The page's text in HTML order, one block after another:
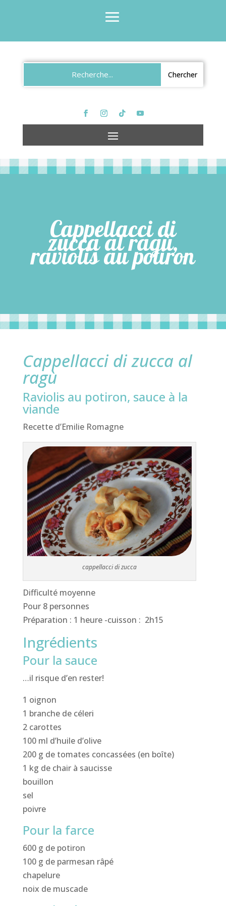
Cappellacci di
zucca al ragù,
raviolis au potiron
Cappellacci di zucca al
ragù
Raviolis au potiron, sauce à la
viande
Recette d’Emilie Romagne
cappellacci di zucca
Difficulté moyenne
Pour 8 personnes
Préparation : 1 heure -cuisson : 2h15
Ingrédients
Pour la sauce
…il risque d’en rester!
1 oignon
1 branche de céleri
2 carottes
100 ml d’huile d’olive
200 g de tomates concassées (en boîte)
1 kg de chair à saucisse
bouillon
sel
poivre
Pour la farce
600 g de potiron
100 g de parmesan râpé
chapelure
noix de muscade